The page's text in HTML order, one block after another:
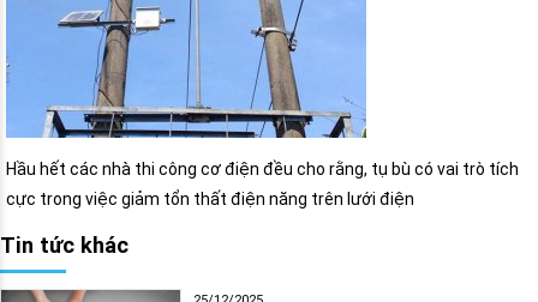
Hầu hết các nhà thi công cơ điện đều cho rằng, tụ bù có vai trò tích
cực trong việc giảm tổn thất điện năng trên lưới điện
Tin tức khác